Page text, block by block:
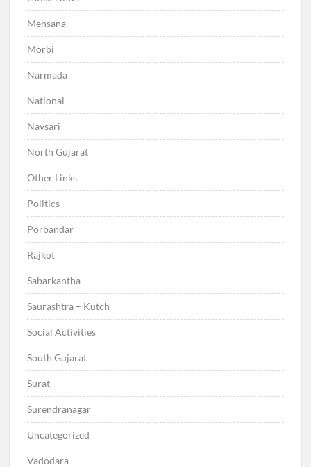
Mehsana
Morbi
Narmada
National
Navsari
North Gujarat
Other Links
Politics
Porbandar
Rajkot
Sabarkantha
Saurashtra – Kutch
Social Activities
South Gujarat
Surat
Surendranagar
Uncategorized
Vadodara